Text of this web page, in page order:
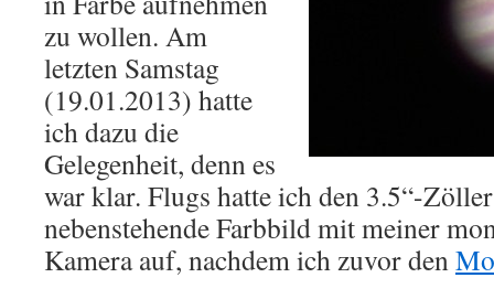
zu wollen. Am
letzten Samstag
(19.01.2013) hatte
ich dazu die
Gelegenheit, denn es
war klar. Flugs hatte ich den 3.5“-
nebenstehende Farbbild mit meiner
Kamera auf, nachdem ich zuvor den